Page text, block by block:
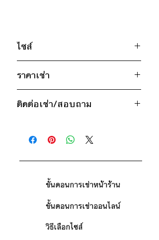
ไซส์
14" / วงแขน 17" / ยาว 29"
ราคาเช่า
ติดต่อร้านเพื่อสอบถามราคา
ติดต่อเช่า/สอบถาม
หรือคลิ๊ก
https://goo.gl/1jSmVv
ขั้นตอนการเช่าหน้าร้าน
ขั้นตอนการเช่าออนไลน์
วิธีเลือกไซส์